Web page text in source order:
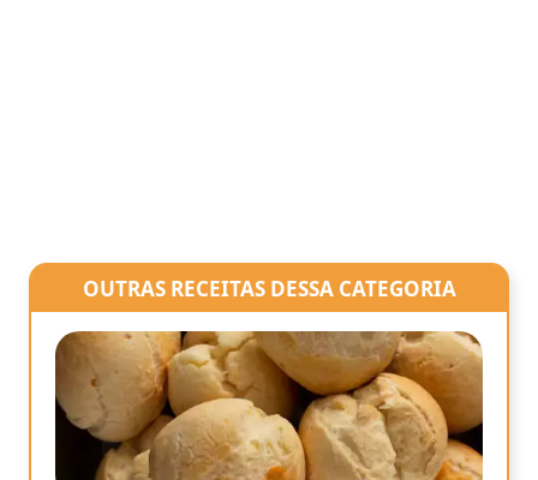
OUTRAS RECEITAS DESSA CATEGORIA